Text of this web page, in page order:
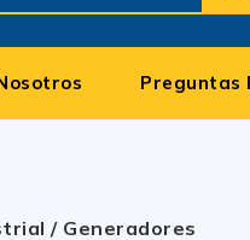
Preguntas
/ Generadores